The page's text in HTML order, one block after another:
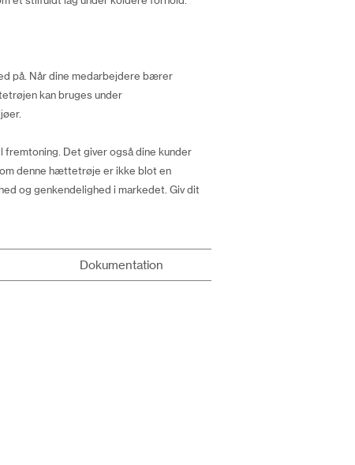
på. Når dine medarbejdere bærer
kan bruges under
fremtoning. Det giver også dine kunder
denne hættetrøje er ikke blot en
og genkendelighed i markedet. Giv dit
Dokumentation